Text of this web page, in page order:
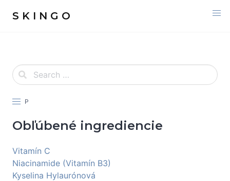
S K I N G O
P
Obľúbené ingrediencie
Vitamín C
Niacinamide (Vitamín B3)
Kyselina Hylaurónová